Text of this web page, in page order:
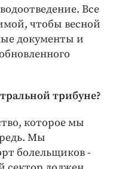
Все
чтобы весной
документы и
трибуне?
которое мы
Мы
болельщиков -